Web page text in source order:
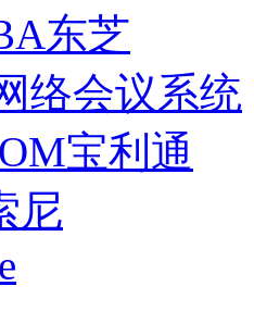
东芝
络会议系统
宝利通
尼